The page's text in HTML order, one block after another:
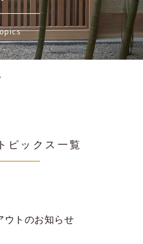
ピックス一覧
ウトのお知らせ